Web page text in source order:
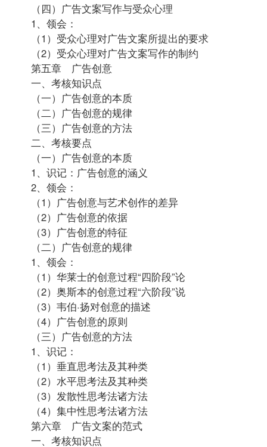
（四）广告文案写作与受众心理
1、领会：
（1）受众心理对广告文案所提出的要求
（2）受众心理对广告文案写作的制约
第五章 广告创意
一、考核知识点
（一）广告创意的本质
（二）广告创意的规律
（三）广告创意的方法
二、考核要点
（一）广告创意的本质
1、识记：广告创意的涵义
2、领会：
（1）广告创意与艺术创作的差异
（2）广告创意的依据
（3）广告创意的特征
（二）广告创意的规律
1、领会：
（1）华莱士的创意过程“四阶段”论
（2）奥斯本的创意过程“六阶段”说
（3）韦伯·扬对创意的描述
（4）广告创意的原则
（三）广告创意的方法
1、识记：
（1）垂直思考法及其种类
（2）水平思考法及其种类
（3）发散性思考法诸方法
（4）集中性思考法诸方法
第六章 广告文案的范式
一、考核知识点